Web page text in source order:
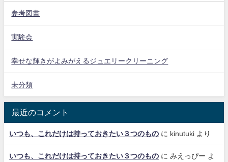
参考図書
実験会
幸せな輝きがよみがえるジュエリークリーニング
未分類
最近のコメント
いつも、これだけは持っておきたい３つのもの に kinutuki より
いつも、これだけは持っておきたい３つのもの に みえっぴー よ